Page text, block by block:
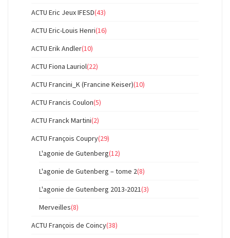
ACTU Eric Jeux IFESD(43)
ACTU Eric-Louis Henri(16)
ACTU Erik Andler(10)
ACTU Fiona Lauriol(22)
ACTU Francini_K (Francine Keiser)(10)
ACTU Francis Coulon(5)
ACTU Franck Martini(2)
ACTU François Coupry(29)
L'agonie de Gutenberg(12)
L'agonie de Gutenberg – tome 2(8)
L'agonie de Gutenberg 2013-2021(3)
Merveilles(8)
ACTU François de Coincy(38)